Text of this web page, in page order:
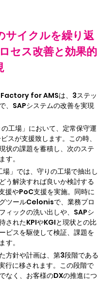
サイクルを繰り返
セス改善と効果的
for AMSは、3ステッ
、SAPシステムの改善を実現
工場」において、定常保守運
スが支援致します。この時、
状の課題を蓄積し、次のステ
す。
」では、守りの工場で抽出し
う解決すれば良いか検討する
援やPoC支援を実施。同時に
ツールCelonisで、業務プロ
ィックの洗い出しや、SAPシ
されたKPIやKGIと現状との比
ビスを駆使して検証、課題を
す。
方針や計画は、第3段階である
行に移されます。この段階で
なく、お客様のDXの推進につ